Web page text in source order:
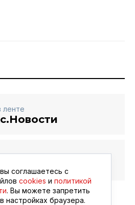
ленте
ленте
Новости
соглашаетесь с
cookies и политикой
. Вы можете запретить
настройках браузера.